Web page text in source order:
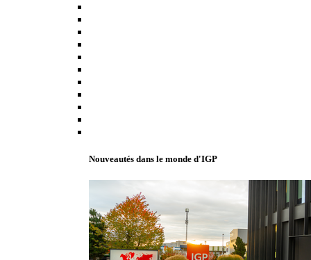
Nouveautés dans le monde d'IGP